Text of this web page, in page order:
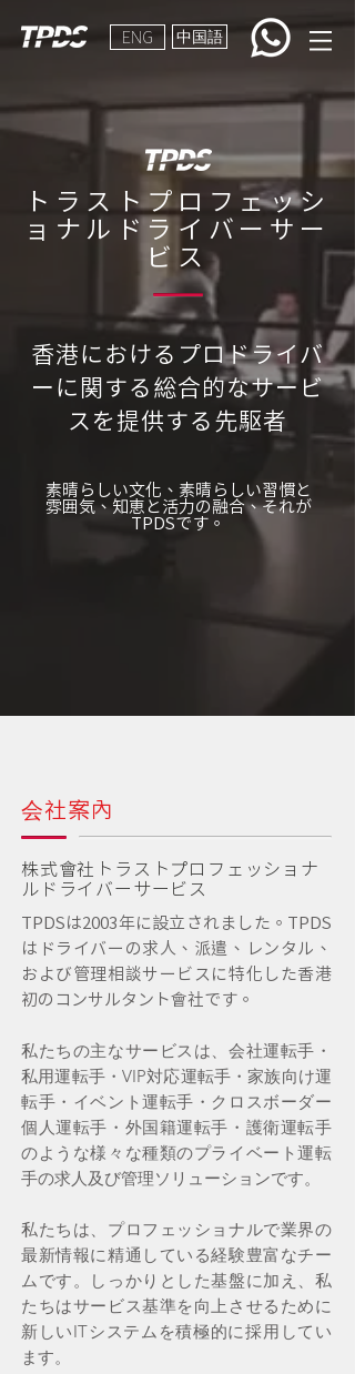
ENG 中国語
トラストプロフェッシ
ョナルドライバーサー
ビス
香港におけるプロドライバ
ーに関する総合的なサービ
スを提供する先駆者
素晴らしい文化、素晴らしい習慣と
雰囲気、知恵と活力の融合、それが
TPDSです。
会社案内
株式会社トラストプロフェッショナ
ルドライバーサービス
TPDSは2003年に設立されました。TPDS
はドライバーの求人、派遣、レンタル、
および管理相談サービスに特化した香港
初のコンサルタント会社です。
私たちの主なサービスは、会社運転手・
私用運転手・VIP対応運転手・家族向け運
転手・イベント運転手・クロスボーダー
個人運転手・外国籍運転手・護衛運転手
のような様々な種類のプライベート運転
手の求人及び管理ソリューションです。
私たちは、プロフェッショナルで業界の
最新情報に精通している経験豊富なチー
ムです。しっかりとした基盤に加え、私
たちはサービス基準を向上させるために
新しいITシステムを積極的に採用してい
ます。